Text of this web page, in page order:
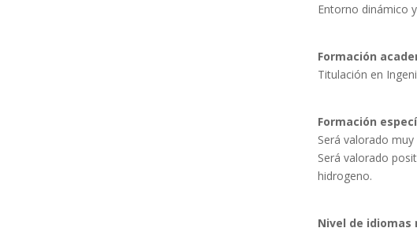
Entorno dinámico
Formación
Formación
Será valorado
Será valorado
hidrogeno.
Nivel de idiomas